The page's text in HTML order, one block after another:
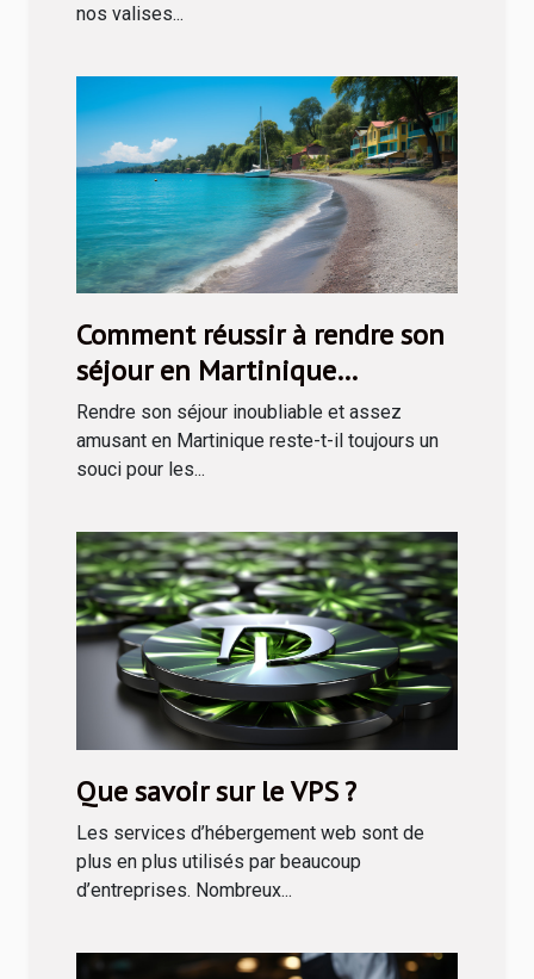
nos valises...
Comment réussir à rendre son
séjour en Martinique
inoubliable ?
Rendre son séjour inoubliable et assez
amusant en Martinique reste-t-il toujours un
souci pour les...
Que savoir sur le VPS ?
Les services d’hébergement web sont de
plus en plus utilisés par beaucoup
d’entreprises. Nombreux...